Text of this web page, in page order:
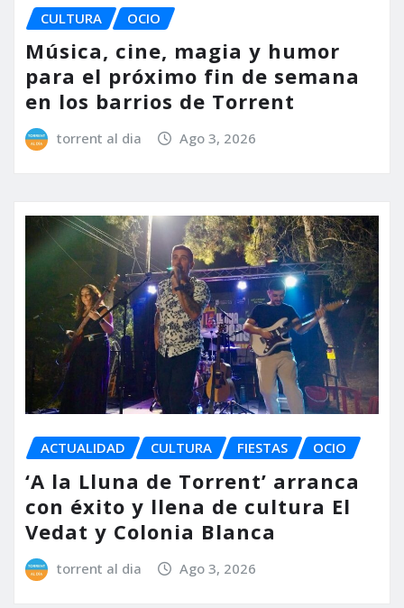
CULTURA OCIO
Música, cine, magia y humor
para el próximo fin de semana
en los barrios de Torrent
torrent al dia Ago 3, 2026
ACTUALIDAD CULTURA FIESTAS OCIO
‘A la Lluna de Torrent’ arranca
con éxito y llena de cultura El
Vedat y Colonia Blanca
torrent al dia Ago 3, 2026